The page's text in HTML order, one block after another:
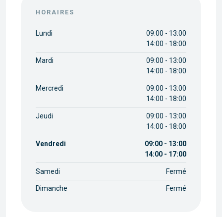
HORAIRES
Lundi
09:00 - 13:00
14:00 - 18:00
Mardi
09:00 - 13:00
14:00 - 18:00
Mercredi
09:00 - 13:00
14:00 - 18:00
Jeudi
09:00 - 13:00
14:00 - 18:00
Vendredi
09:00 - 13:00
14:00 - 17:00
Samedi Fermé
Dimanche Fermé